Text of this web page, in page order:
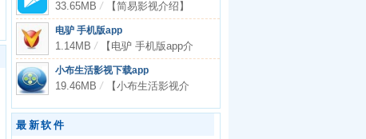
33.65MB/ 【简易影视介绍】
简易影
电驴 手机版app
1.14MB/ 【电驴 手机版app介
绍】电
小布生活影视下载app
19.46MB/ 【小布生活影视介
最新软件